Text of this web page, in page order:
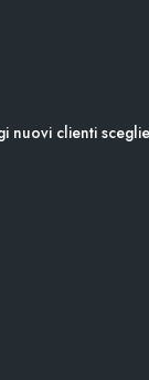
nuovi clienti